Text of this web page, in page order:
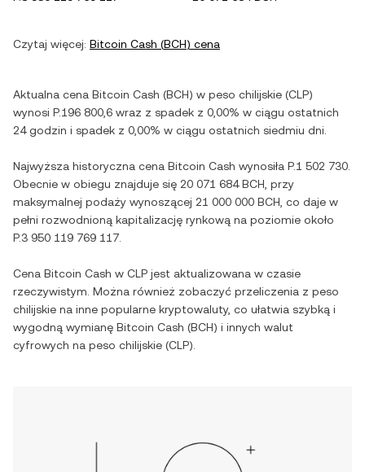
Czytaj więcej: Bitcoin Cash (BCH) cena
Aktualna cena Bitcoin Cash (BCH) w peso chilijskie (CLP)
wynosi P.196 800,6 wraz z spadek z 0,00% w ciągu ostatnich
24 godzin i spadek z 0,00% w ciągu ostatnich siedmiu dni.
Najwyższa historyczna cena Bitcoin Cash wynosiła P.1 502 730
Obecnie w obiegu znajduje się 20 071 684 BCH , przy
maksymalnej podaży wynoszącej 21 000 000 BCH , co daje w
pełni rozwodnioną kapitalizację rynkową na poziomie około
P.3 950 119 769 117
Cena Bitcoin Cash w CLP jest aktualizowana w czasie
rzeczywistym. Można również zobaczyć przeliczenia z peso
chilijskie na inne popularne kryptowaluty, co ułatwia szybką i
wygodną wymianę Bitcoin Cash (BCH) i innych walut
cyfrowych na peso chilijskie (CLP).